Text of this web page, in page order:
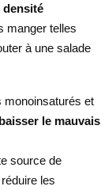
densité
manger telles
à une salade
monoinsaturés et
le mauvais
source de
les